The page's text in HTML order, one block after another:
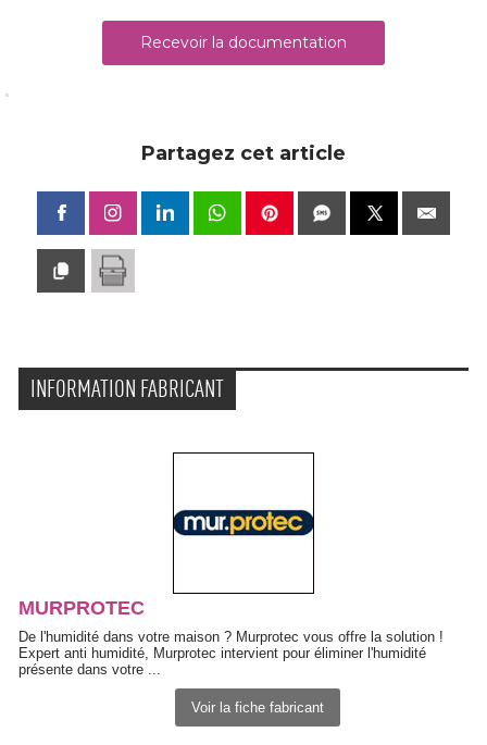
Recevoir la documentation
Partagez cet article
INFORMATION FABRICANT
MURPROTEC
De l'humidité dans votre maison ? Murprotec vous offre la solution !
Expert anti humidité, Murprotec intervient pour éliminer l'humidité
présente dans votre ...
Voir la fiche fabricant